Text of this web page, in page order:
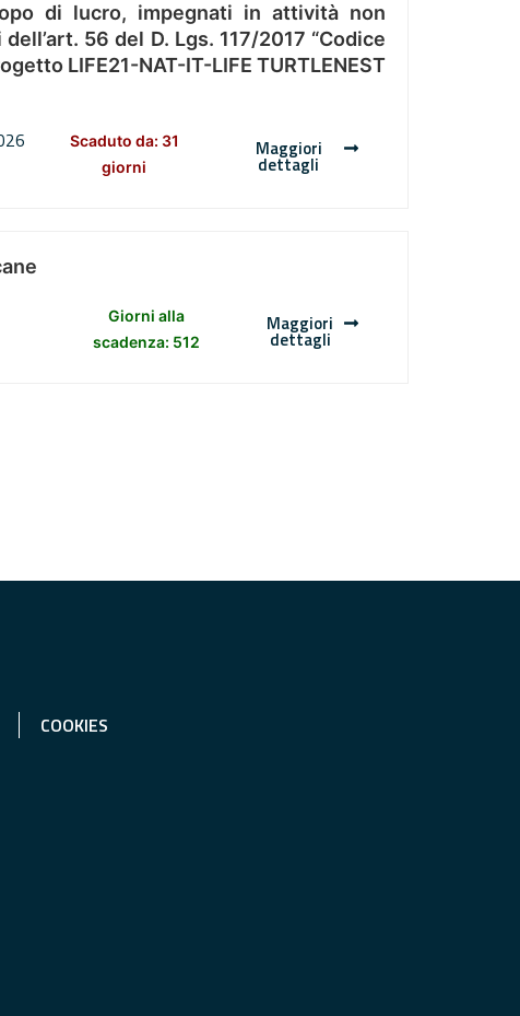
di lucro, impegnati in attività non
56 del D. Lgs. 117/2017 “Codice
LIFE21-NAT-IT-LIFE TURTLENEST
Scaduto da: 31
giorni
Maggiori
dettagli
Giorni alla
scadenza: 512
Maggiori
dettagli
COOKIES